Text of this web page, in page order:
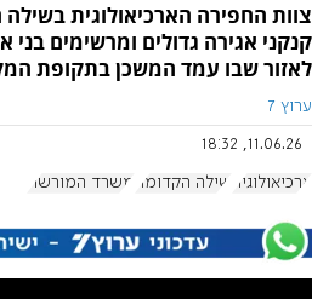
צוות החפירה הארכיאולוגית
קנקני אגירה גדולים ומרשימים
לאזור שבו עמד המשכן בתקופת
ערוץ 7
11.06.26, 18:32
ארכיאולוגיה שילה הקדומה משרד המורשת